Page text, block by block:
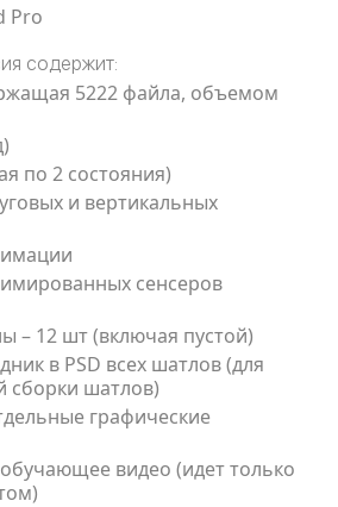
Pro
содержит:
5222 файла, объемом
по 2 состояния)
и вертикальных
сенсеров
– 12 шт (включая пустой)
в PSD всех шатлов (для
сборки шатлов)
графические
видео (идет только